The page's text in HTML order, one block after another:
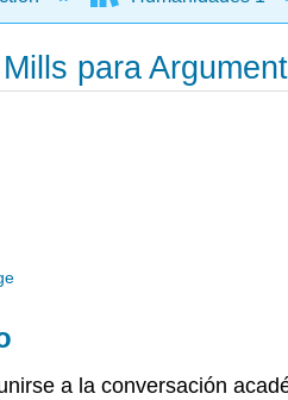
para
a la conversación